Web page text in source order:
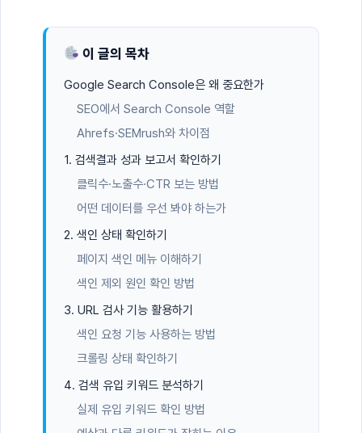
이 글의 목차
Google Search Console은 왜 중요한가
SEO에서 Search Console 역할
Ahrefs·SEMrush와 차이점
1. 검색결과 성과 보고서 확인하기
클릭수·노출수·CTR 보는 방법
어떤 데이터를 우선 봐야 하는가
2. 색인 상태 확인하기
페이지 색인 메뉴 이해하기
색인 제외 원인 확인 방법
3. URL 검사 기능 활용하기
색인 요청 기능 사용하는 방법
크롤링 상태 확인하기
4. 검색 유입 키워드 분석하기
실제 유입 키워드 확인 방법